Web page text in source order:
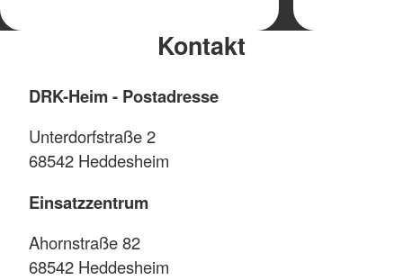
Kontakt
DRK-Heim - Postadresse
Unterdorfstraße 2
68542 Heddesheim
Einsatzzentrum
Ahornstraße 82
68542 Heddesheim